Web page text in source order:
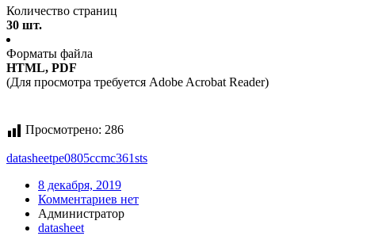
Количество страниц
30 шт.
Форматы файла
HTML, PDF
(Для просмотра требуется Adobe Acrobat Reader)
Просмотрено: 286
datasheetpe0805ccmc361sts
8 декабря, 2019
Комментариев нет
Администратор
datasheet